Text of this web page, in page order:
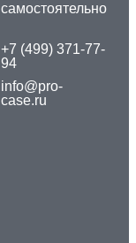
самостоятельно
+7 (499) 371-77-
94
info@pro-
case.ru